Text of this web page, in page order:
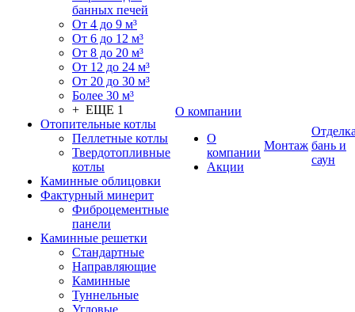
банных печей
От 4 до 9 м³
От 6 до 12 м³
От 8 до 20 м³
От 12 до 24 м³
От 20 до 30 м³
Более 30 м³
+ ЕЩЕ 1
Отопительные котлы
Пеллетные котлы
Твердотопливные
котлы
Каминные облицовки
Фактурный минерит
Фиброцементные
панели
Каминные решетки
Стандартные
Направляющие
Каминные
Туннельные
Угловые
О компании
О
компании
Акции
Монтаж бань и
саун